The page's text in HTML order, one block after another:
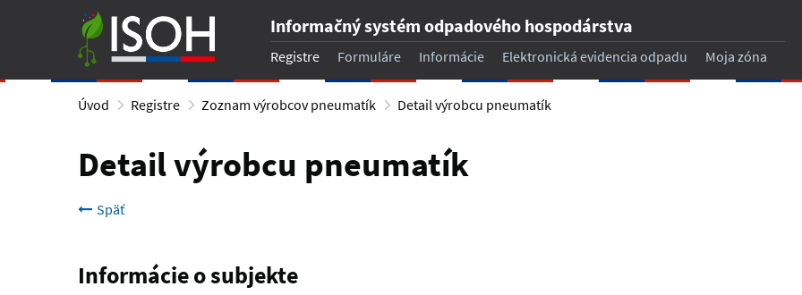
Informačný systém odpadového hospodárstva
Registre Formuláre Informácie Elektronická evidencia odpadu Moja zóna
Úvod Registre Zoznam výrobcov pneumatík Detail výrobcu pneumatík
Detail výrobcu pneumatík
Späť
Informácie o subjekte